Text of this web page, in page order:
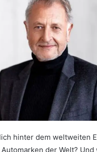
hinter dem weltweiten
der Welt? Und